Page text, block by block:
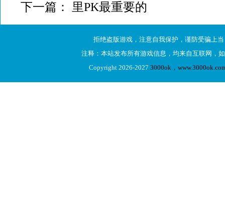
下一篇： 里PK最重要的
拒绝盗版游戏，注意自我保护，谨防受骗上
注释：本站发布所有游戏信息，均来自互联网，
Copyright 2026-2027 3000ok，